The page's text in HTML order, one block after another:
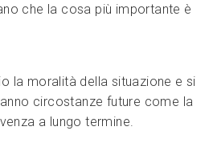
che la cosa più importante è
la moralità della situazione e si
circostanze future come la
a lungo termine.